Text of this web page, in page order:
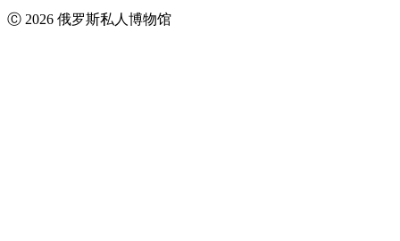
Ⓒ 2026 俄罗斯私人博物馆